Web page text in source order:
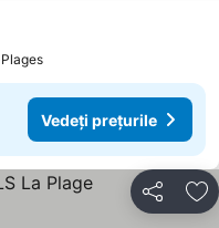
Vedeți prețurile
Distribuiți